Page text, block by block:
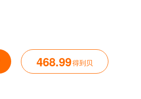
468.99得到贝